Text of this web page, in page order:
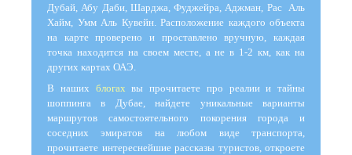
Дубай, Абу Даби, Шарджа, Фуджейра, Аджман, Рас Аль
Хайм, Умм Аль Кувейн. Расположение каждого объекта
на карте проверено и проставлено вручную, каждая
точка находится на своем месте, а не в 1-2 км, как на
других картах ОАЭ.
В наших блогах вы прочитаете про реалии и тайны
шоппинга в Дубае, найдете уникальные варианты
маршрутов самостоятельного покорения города и
соседних эмиратов на любом виде транспорта,
прочитаете интереснейшие рассказы туристов, откроете